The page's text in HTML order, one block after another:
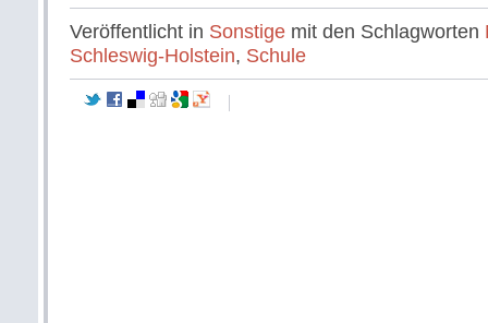
Veröffentlicht in Sonstige mit den Schlagworten
Schleswig-Holstein, Schule